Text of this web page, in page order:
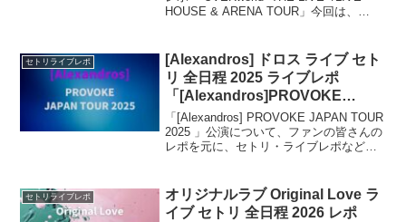
HOUSE & ARENA TOUR」今回は、
セトリライブレポ
[Alexandros] ドロス ライブ セト
リ 全日程 2025 ライブレポ
「[Alexandros]PROVOKE
JAPAN TOUR 2025」
「[Alexandros] PROVOKE JAPAN TOUR
2025 」公演について、ファンの皆さんの
レポを元に、セトリ・ライブレポなどを
所で計24公演開催！
セトリライブレポ
オリジナルラブ Original Love ラ
イブ セトリ 全日程 2026 レポ